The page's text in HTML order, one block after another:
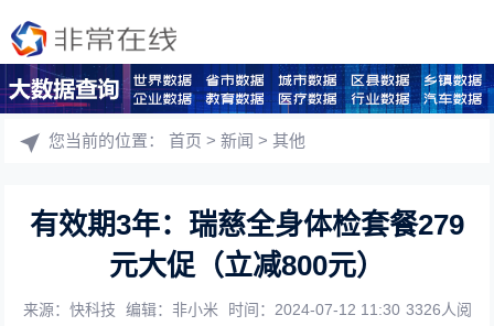
您当前的位置：首页 >新闻 >其他
有效期3年：瑞慈全身体检套餐279
元大促（立减800元）
来源：快科技 编辑：非小米 时间：2024-07-12 11:30 3326人阅